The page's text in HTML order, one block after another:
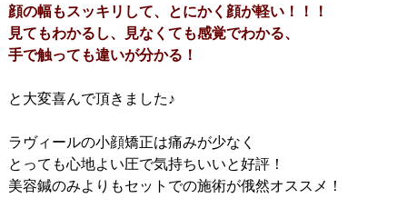
顔の幅もスッキリして、とにかく顔が軽い！！！
見てもわかるし、見なくても感覚でわかる、
手で触っても違いが分かる！
と大変喜んで頂きました♪
ラヴィールの小顔矯正は痛みが少なく
とっても心地よい圧で気持ちいいと好評！
美容鍼のみよりもセットでの施術が俄然オススメ！